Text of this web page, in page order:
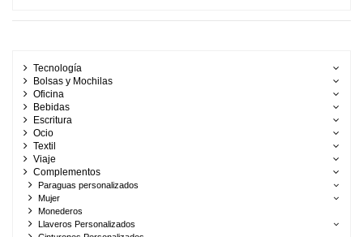
Tecnología
Bolsas y Mochilas
Oficina
Bebidas
Escritura
Ocio
Textil
Viaje
Complementos
Paraguas personalizados
Mujer
Monederos
Llaveros Personalizados